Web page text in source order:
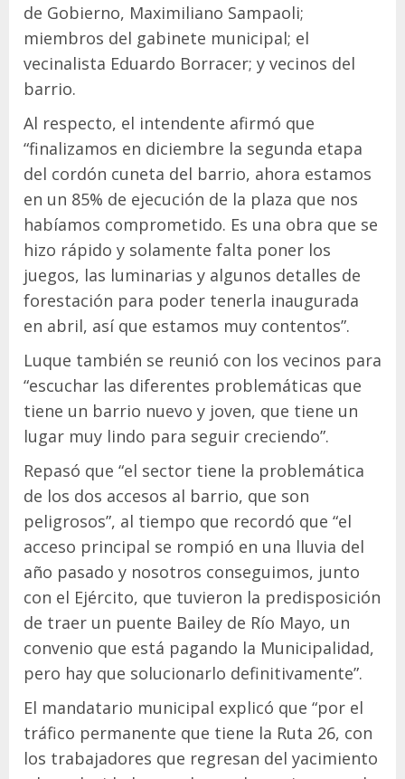
de Gobierno, Maximiliano Sampaoli;
miembros del gabinete municipal; el
vecinalista Eduardo Borracer; y vecinos del
barrio.
Al respecto, el intendente afirmó que
“finalizamos en diciembre la segunda etapa
del cordón cuneta del barrio, ahora estamos
en un 85% de ejecución de la plaza que nos
habíamos comprometido. Es una obra que se
hizo rápido y solamente falta poner los
juegos, las luminarias y algunos detalles de
forestación para poder tenerla inaugurada
en abril, así que estamos muy contentos”.
Luque también se reunió con los vecinos para
“escuchar las diferentes problemáticas que
tiene un barrio nuevo y joven, que tiene un
lugar muy lindo para seguir creciendo”.
Repasó que “el sector tiene la problemática
de los dos accesos al barrio, que son
peligrosos”, al tiempo que recordó que “el
acceso principal se rompió en una lluvia del
año pasado y nosotros conseguimos, junto
con el Ejército, que tuvieron la predisposición
de traer un puente Bailey de Río Mayo, un
convenio que está pagando la Municipalidad,
pero hay que solucionarlo definitivamente”.
El mandatario municipal explicó que “por el
tráfico permanente que tiene la Ruta 26, con
los trabajadores que regresan del yacimiento